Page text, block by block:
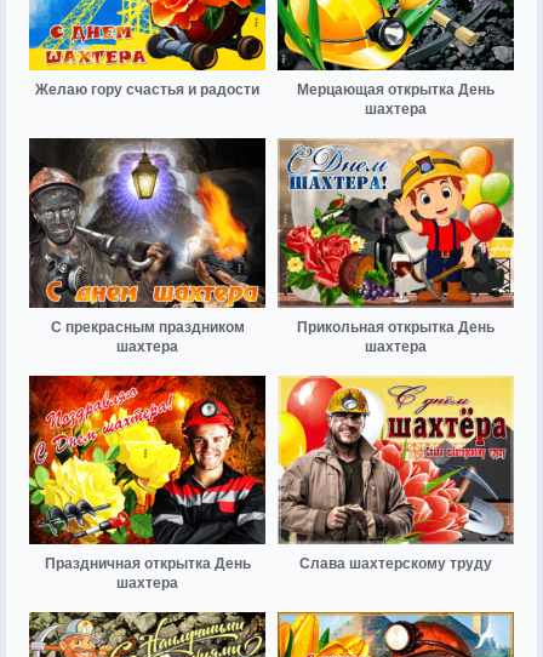
Желаю гору счастья и радости
Мерцающая открытка День
шахтера
С прекрасным праздником
шахтера
Прикольная открытка День
шахтера
Праздничная открытка День
шахтера
Слава шахтерскому труду